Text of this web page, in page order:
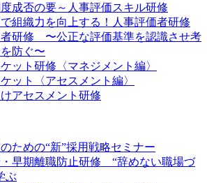
成否の要～人事評価スキル研修
組織力を向上する！人事評価者研修
者研修 〜公正な評価基準を認識させ考
防ぐ〜
ット研修〈マネジメント編〉
ット〈アセスメント編〉
アセスメント研修
ための“新”採用戦略セミナー
・早期離職防止研修 “辞めない職場づ
ぶ